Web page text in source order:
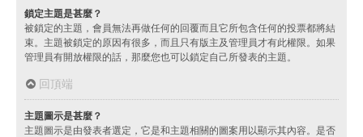
鎖定主題是甚麼？
被鎖定的主題，會員無法再做任何的回覆而且它所包含任何的投票都將結
束。主題被鎖定的原因有很多，而且只有版主及管理員才有此權限。如果
管理員有開放權限的話，那麼您也可以鎖定自己所發表的主題。
回頂端
主題圖示是甚麼？
主題圖示是由發表者選定，它是和主題相關的圖案用以顯示其內容。是否